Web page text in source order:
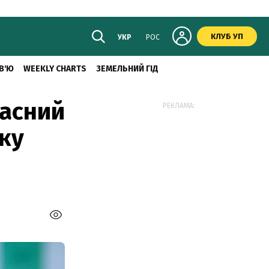
УКР РОС КЛУБ УП
WEEKLY CHARTS ЗЕМЕЛЬНИЙ ГІД
РЕКЛАМА: